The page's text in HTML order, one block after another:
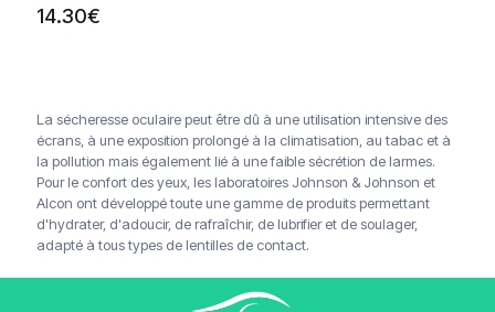
14.30€
La sécheresse oculaire peut être dû à une utilisation intensive des
écrans, à une exposition prolongé à la climatisation, au tabac et à
la pollution mais également lié à une faible sécrétion de larmes.
Pour le confort des yeux, les laboratoires Johnson & Johnson et
Alcon ont développé toute une gamme de produits permettant
d'hydrater, d'adoucir, de rafraîchir, de lubrifier et de soulager,
adapté à tous types de lentilles de contact.
Livraison offerte à partir de 120€
Paiements sécurisés
Service client